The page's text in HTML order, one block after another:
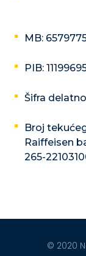
MB:
PIB:
Šifra
Broj
Raiffeisen
265-
© 2020